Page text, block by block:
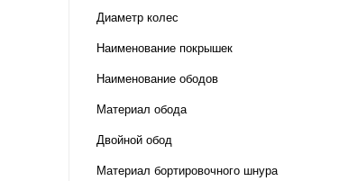
Диаметр колес
Наименование покрышек
Наименование ободов
Материал обода
Двойной обод
Материал бортировочного шнура